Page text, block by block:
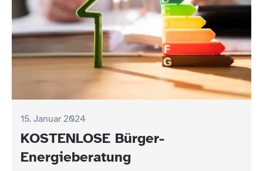
15. Januar 2024
KOSTENLOSE Bürger-
Energieberatung